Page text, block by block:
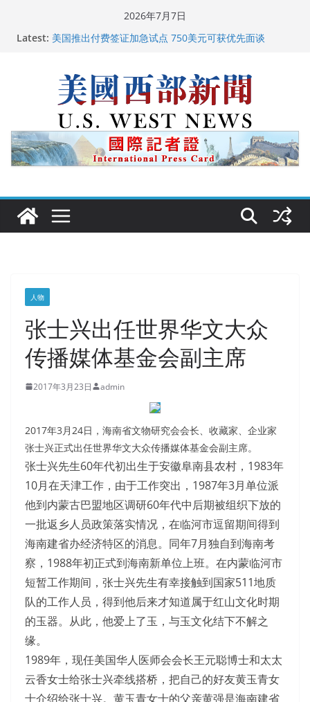
2026年7月7日
Latest: 广州市沉香协会会长周天明：让沉香有序走向世界
美国人
美国最高法院维持“出生公民权” : 出生在美国就是美国
人！
中国驻美国大使谢锋邀请美国老教师罗纳德·萨科尔斯基
再次访华
人物
张士兴出任世界华文大众
传播媒体基金会副主席
2017年3月23日 admin
2017年3月24日，海南省文物研究会会长、收藏家、企业家
张士兴正式出任世界华文大众传播媒体基金会副主席。
张士兴先生60年代初出生于安徽阜南县农村，1983年
10月在天津工作，由于工作突出，1987年3月单位派
他到内蒙古巴盟地区调研60年代中后期被组织下放的
一批返乡人员政策落实情况，在临河市逗留期间得到
海南建省办经济特区的消息。同年7月独自到海南考
察，1988年初正式到海南新单位上班。在内蒙临河市
短暂工作期间，张士兴先生有幸接触到国家511地质
队的工作人员，得到他后来才知道属于红山文化时期
的玉器。从此，他爱上了玉，与玉文化结下不解之
缘。
1989年，现任美国华人医师会会长王元聪博士和太太
云香女士给张士兴牵线搭桥，把自己的好友黄玉青女
士介绍给张士兴。黄玉青女士的父亲黄强是海南建省